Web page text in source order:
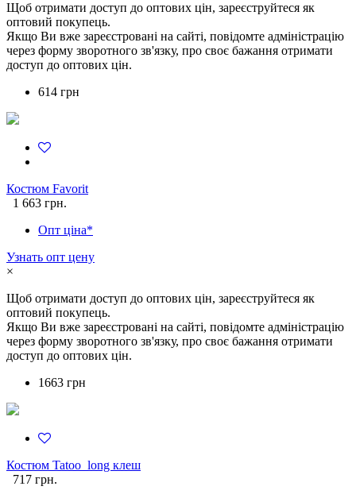
Щоб отримати доступ до оптових цін, зареєструйтеся як
оптовий покупець.
Якщо Ви вже зареєстровані на сайті, повідомте адміністрацію
через форму зворотного зв'язку, про своє бажання отримати
доступ до оптових цін.
614 грн
Костюм Favorit
1 663 грн.
Опт ціна*
Узнать опт цену
×
Щоб отримати доступ до оптових цін, зареєструйтеся як
оптовий покупець.
Якщо Ви вже зареєстровані на сайті, повідомте адміністрацію
через форму зворотного зв'язку, про своє бажання отримати
доступ до оптових цін.
1663 грн
Костюм Tatoo_long клеш
717 грн.